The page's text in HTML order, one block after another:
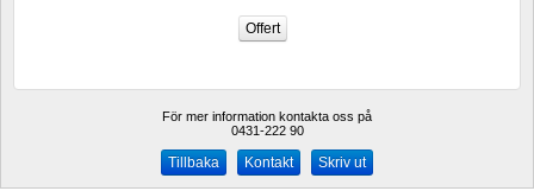
För mer information kontakta oss på
0431-222 90
Kontakt Skriv ut